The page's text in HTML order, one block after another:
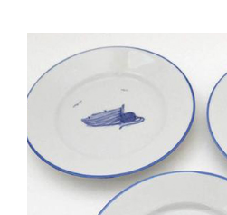
AJOUTER AU PANIER